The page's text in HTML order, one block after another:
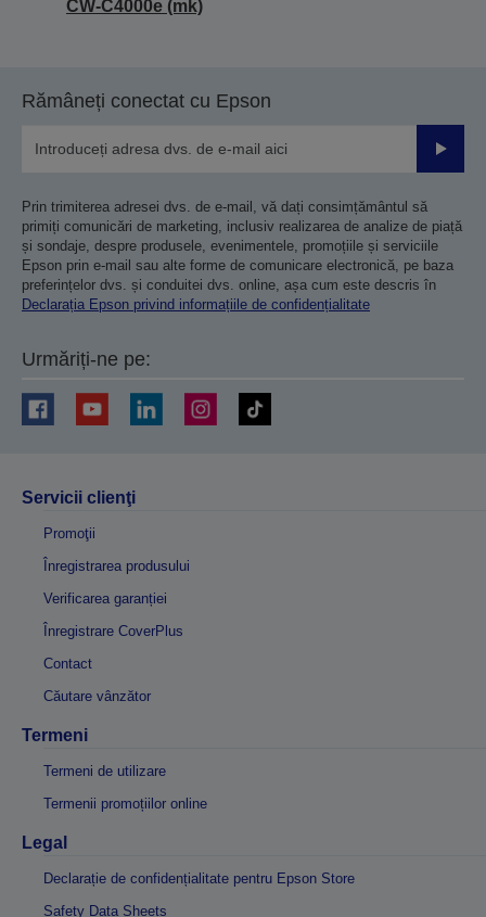
CW-C4000e (mk)
Rămâneți conectat cu Epson
Prin trimiterea adresei dvs. de e-mail, vă dați consimțământul să
primiți comunicări de marketing, inclusiv realizarea de analize de piață
și sondaje, despre produsele, evenimentele, promoțiile și serviciile
Epson prin e-mail sau alte forme de comunicare electronică, pe baza
preferințelor dvs. și conduitei dvs. online, așa cum este descris în
Declarația Epson privind informațiile de confidențialitate
Urmăriți-ne pe:
Servicii clienţi
Promoţii
Înregistrarea produsului
Verificarea garanției
Înregistrare CoverPlus
Contact
Căutare vânzător
Termeni
Termeni de utilizare
Termenii promoțiilor online
Legal
Declarație de confidențialitate pentru Epson Store
Safety Data Sheets